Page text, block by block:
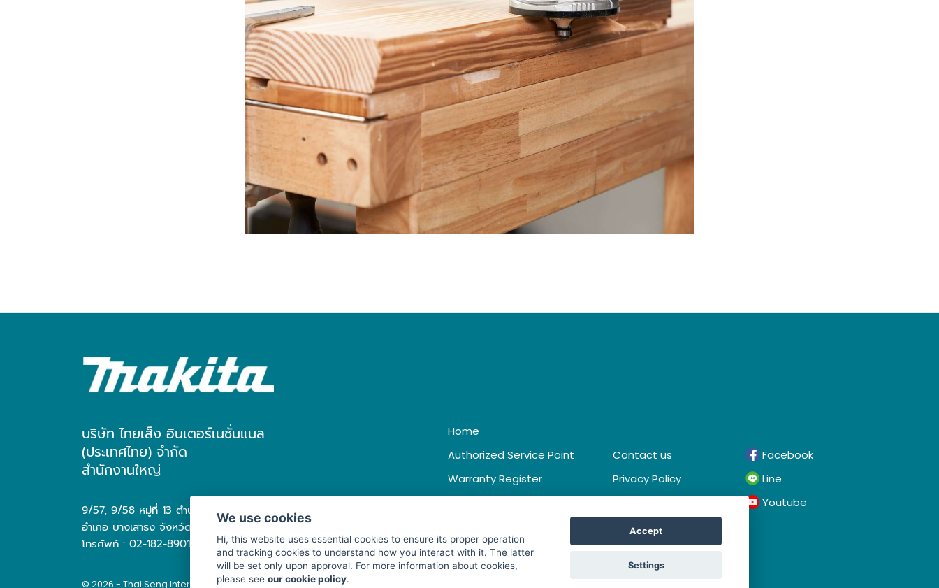
บริษัท ไทยเส็ง อินเตอร์เนชั่นแนล
(ประเทศไทย) จำกัด
สำนักงานใหญ่
9/57, 9/58 หมู่ที่ 13 ตำบล บางเสาธง
อำเภอ บางเสาธง จังหวัด สมุทรปราการ 10570
โทรศัพท์ : 02-182-8901
Home
Authorized Service Point
Warranty Register
Contact us
Privacy Policy
Facebook
Line
Youtube
© 2026 - Thai Seng International (Thailand) Co., Ltd. All Rights Reserved
We use cookies
Hi, this website uses essential cookies to ensure its proper operation
and tracking cookies to understand how you interact with it. The latter
will be set only upon approval. For more information about cookies,
please seeour cookie policy.
Accept
Settings